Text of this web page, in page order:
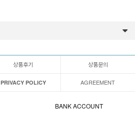
상품후기 상품문의
PRIVACY POLICY AGREEMENT
BANK ACCOUNT